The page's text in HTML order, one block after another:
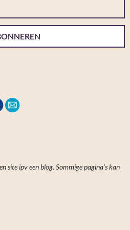
site ipv een blog. Sommige pagina's kan